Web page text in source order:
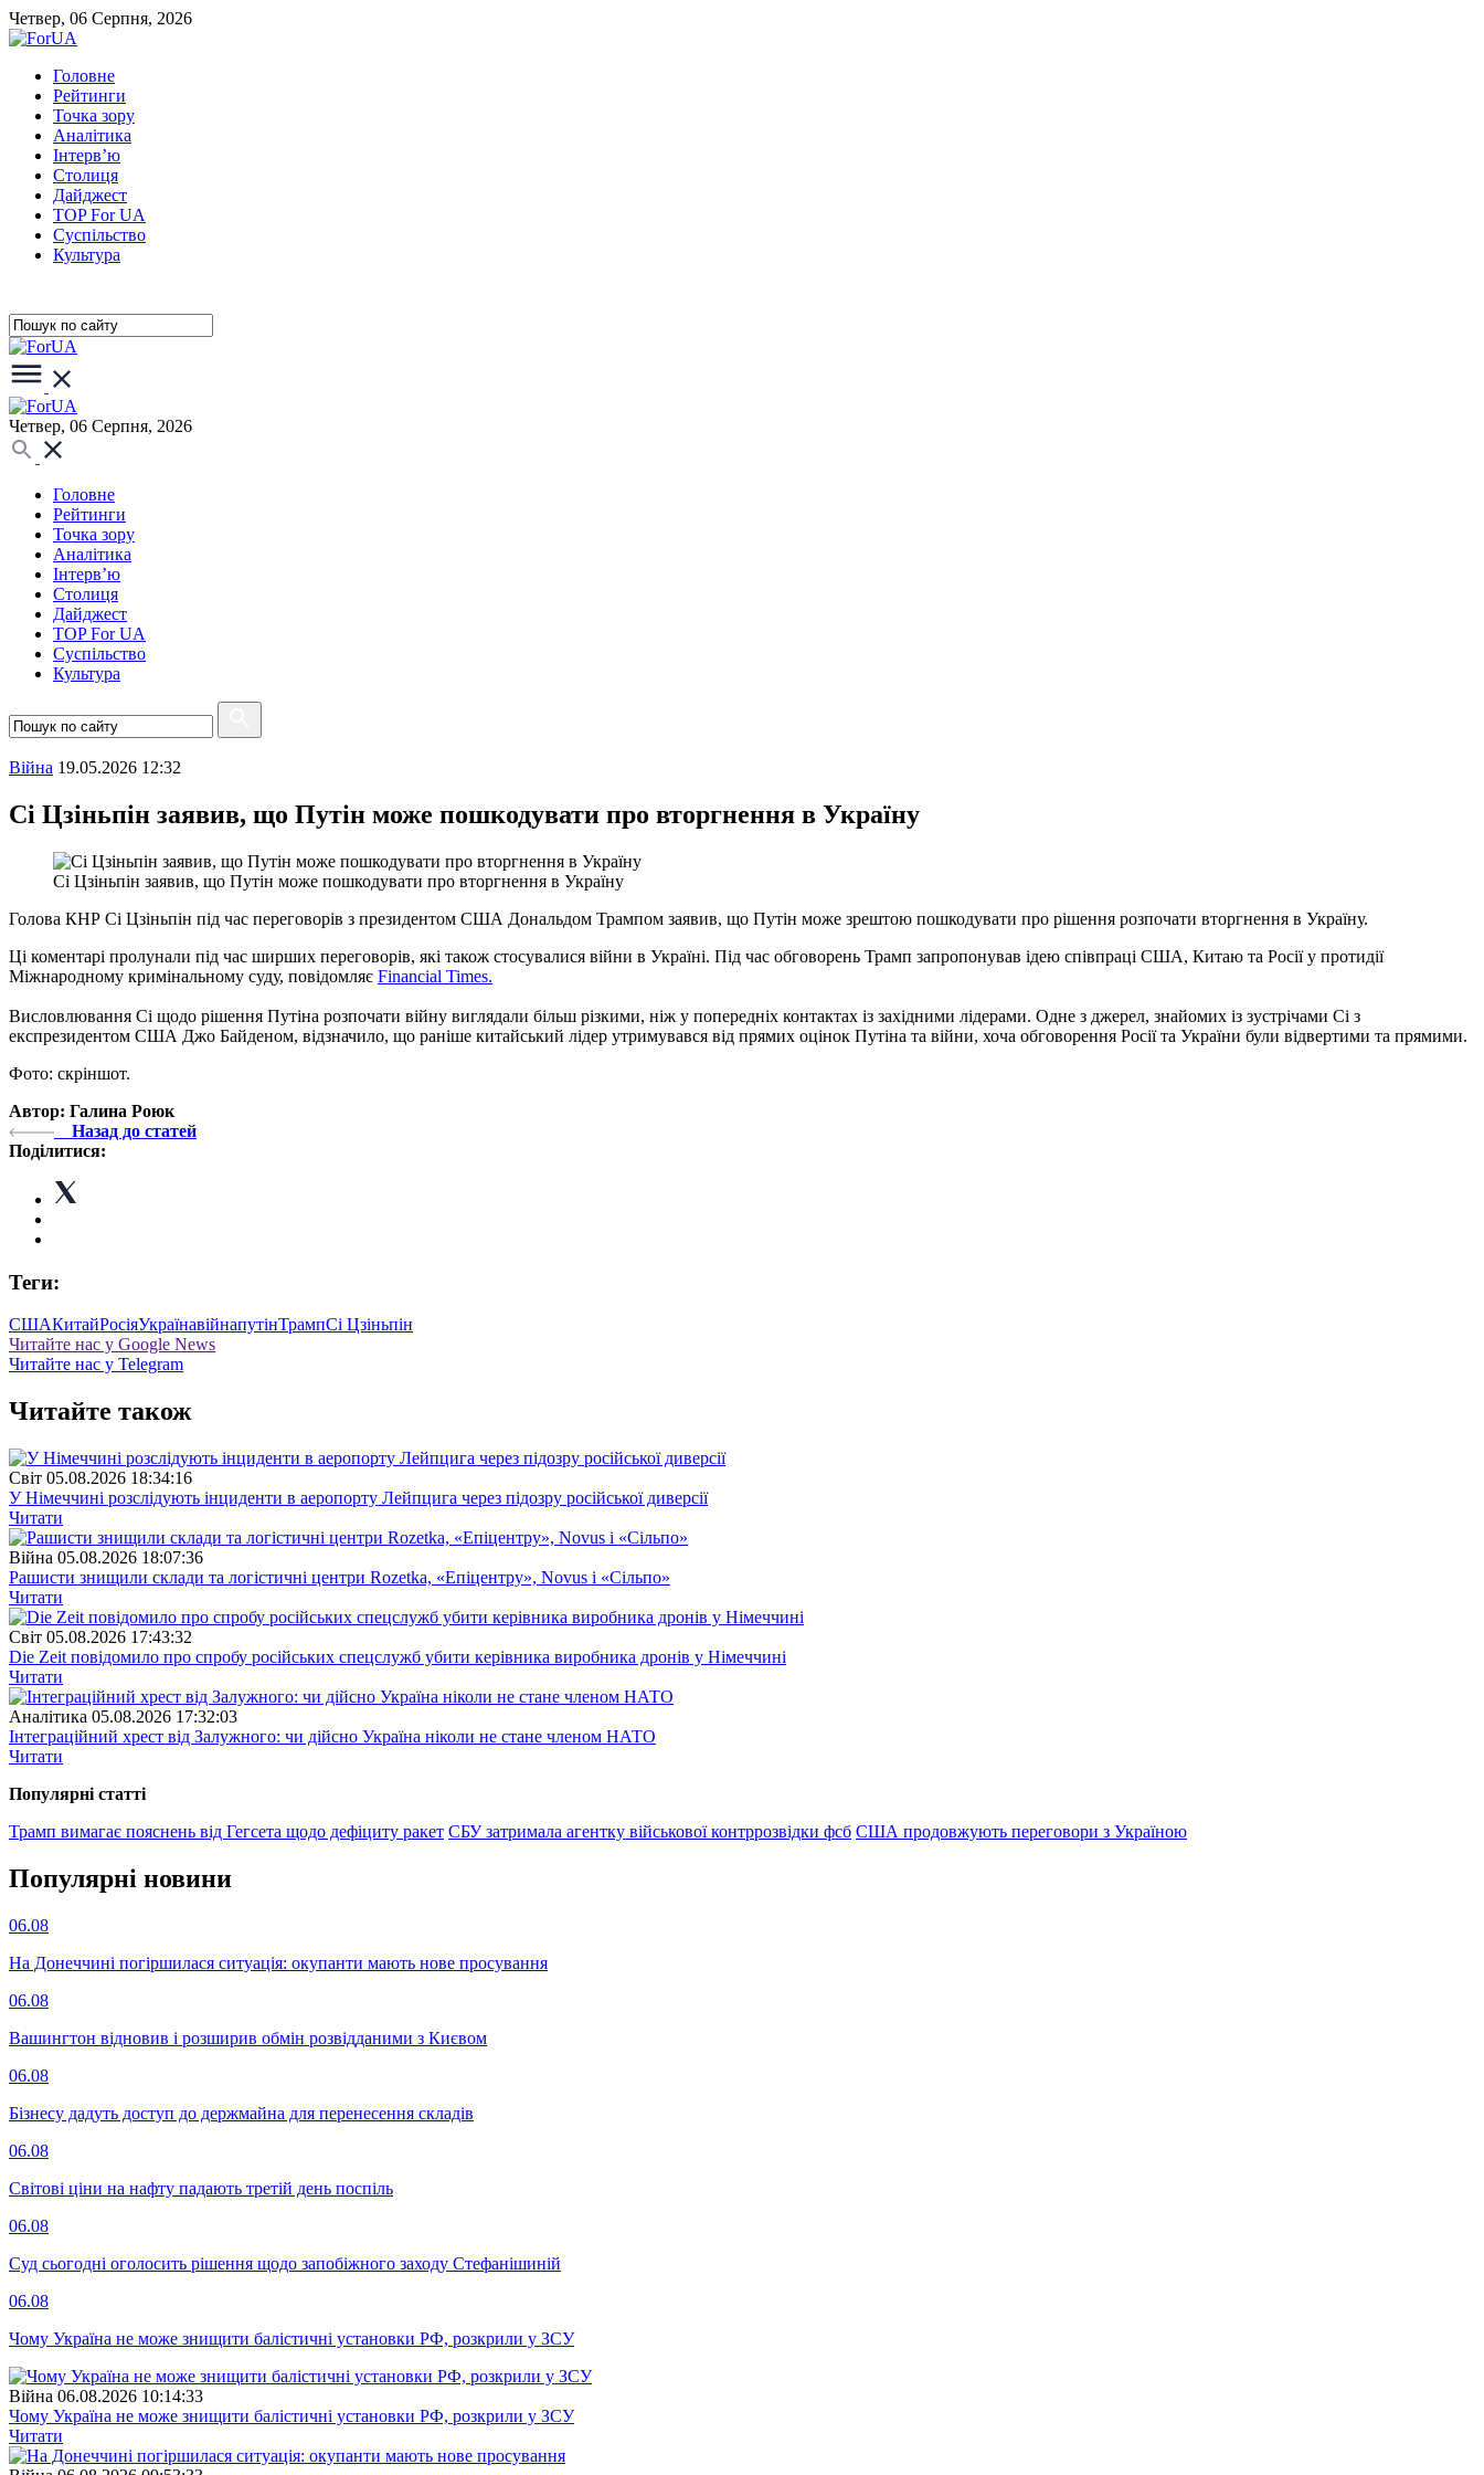
Четвер, 06 Серпня, 2026
Головне
Рейтинги
Точка зору
Аналітика
Інтерв’ю
Столиця
Дайджест
TOP For UA
Суспiльство
Культура
Четвер, 06 Серпня, 2026
Головне
Рейтинги
Точка зору
Аналітика
Інтерв’ю
Столиця
Дайджест
TOP For UA
Суспiльство
Культура
Війна 19.05.2026 12:32
Сі Цзіньпін заявив, що Путін може пошкодувати про вторгнення в Україну
Сі Цзіньпін заявив, що Путін може пошкодувати про вторгнення в Україну
Голова КНР Сі Цзіньпін під час переговорів з президентом США Дональдом Трампом заявив, що Путін може зрештою пошкодувати про рішення розпочати вторгнення в Україну.
Ці коментарі пролунали під час ширших переговорів, які також стосувалися війни в Україні. Під час обговорень Трамп запропонував ідею співпраці США, Китаю та Росії у протидії
Міжнародному кримінальному суду, повідомляє Financial Times.
Висловлювання Сі щодо рішення Путіна розпочати війну виглядали більш різкими, ніж у попередніх контактах із західними лідерами. Одне з джерел, знайомих із зустрічами Сі з
експрезидентом США Джо Байденом, відзначило, що раніше китайський лідер утримувався від прямих оцінок Путіна та війни, хоча обговорення Росії та України були відвертими та прямими.
Фото: скріншот.
Автор: Галина Роюк
Назад до статей
Поділитися:
Теги:
СШАКитайРосіяУкраїнавійнапутінТрампСі Цзіньпін
Читайте нас у Google News
Читайте нас у Telegram
Читайте також
Свiт 05.08.2026 18:34:16
У Німеччині розслідують інциденти в аеропорту Лейпцига через підозру російської диверсії
Читати
Війна 05.08.2026 18:07:36
Рашисти знищили склади та логістичні центри Rozetka, «Епіцентру», Novus і «Сільпо»
Читати
Свiт 05.08.2026 17:43:32
Die Zeit повідомило про спробу російських спецслужб убити керівника виробника дронів у Німеччині
Читати
Аналітика 05.08.2026 17:32:03
Інтеграційний хрест від Залужного: чи дійсно Україна ніколи не стане членом НАТО
Читати
Популярнi статтi
Трамп вимагає пояснень від Гегсета щодо дефіциту ракет СБУ затримала агентку військової контррозвідки фсб США продовжують переговори з Україною
Популярнi новини
06.08
На Донеччині погіршилася ситуація: окупанти мають нове просування
06.08
Вашингтон відновив і розширив обмін розвідданими з Києвом
06.08
Бізнесу дадуть доступ до держмайна для перенесення складів
06.08
Світові ціни на нафту падають третій день поспіль
06.08
Суд сьогодні оголосить рішення щодо запобіжного заходу Стефанішиній
06.08
Чому Україна не може знищити балістичні установки РФ, розкрили у ЗСУ
Війна 06.08.2026 10:14:33
Чому Україна не може знищити балістичні установки РФ, розкрили у ЗСУ
Читати